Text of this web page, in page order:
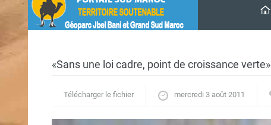
«Sans une loi cadre, point de croissance verte»
Télécharger le fichier mercredi 3 août 2011